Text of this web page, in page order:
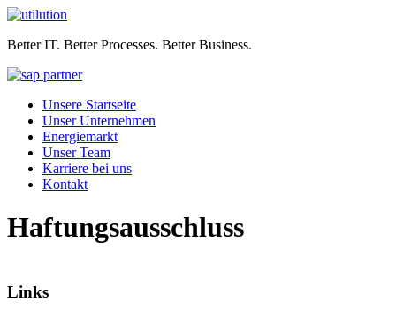
Better IT. Better Processes. Better Business.
Unsere Startseite
Unser Unternehmen
Energiemarkt
Unser Team
Karriere bei uns
Kontakt
Haftungsausschluss
Links